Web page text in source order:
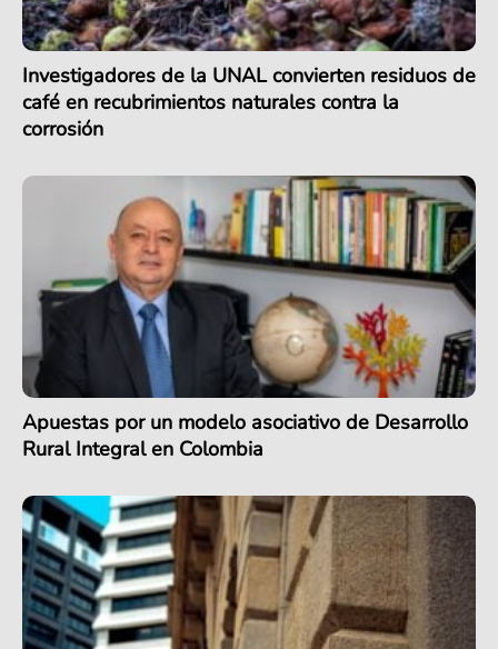
Investigadores de la UNAL convierten residuos de
café en recubrimientos naturales contra la
corrosión
Apuestas por un modelo asociativo de Desarrollo
Rural Integral en Colombia